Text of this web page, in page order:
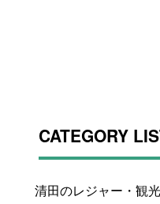
CATEGORY
清田のレジャー・観